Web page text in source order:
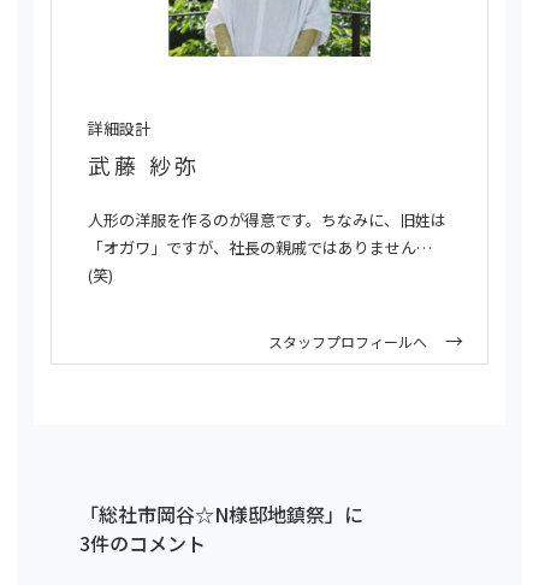
詳細設計
武藤 紗弥
人形の洋服を作るのが得意です。ちなみに、旧姓は
「オガワ」ですが、社長の親戚ではありません…
(笑)
スタッフプロフィールへ
「総社市岡谷☆N様邸地鎮祭」に
3件のコメント